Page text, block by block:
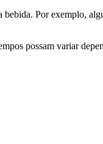
Por exemplo,
possam variar